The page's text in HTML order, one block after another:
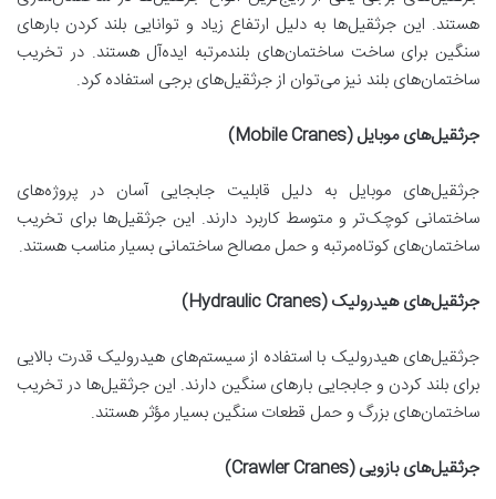
هستند. این جرثقیل‌ها به دلیل ارتفاع زیاد و توانایی بلند کردن بارهای
سنگین برای ساخت ساختمان‌های بلندمرتبه ایده‌آل هستند. در تخریب
ساختمان‌های بلند نیز می‌توان از جرثقیل‌های برجی استفاده کرد.
جرثقیل‌های موبایل (Mobile Cranes)
جرثقیل‌های موبایل به دلیل قابلیت جابجایی آسان در پروژه‌های
ساختمانی کوچک‌تر و متوسط کاربرد دارند. این جرثقیل‌ها برای تخریب
ساختمان‌های کوتاه‌مرتبه و حمل مصالح ساختمانی بسیار مناسب هستند.
جرثقیل‌های هیدرولیک (Hydraulic Cranes)
جرثقیل‌های هیدرولیک با استفاده از سیستم‌های هیدرولیک قدرت بالایی
برای بلند کردن و جابجایی بارهای سنگین دارند. این جرثقیل‌ها در تخریب
ساختمان‌های بزرگ و حمل قطعات سنگین بسیار مؤثر هستند.
جرثقیل‌های بازویی (Crawler Cranes)